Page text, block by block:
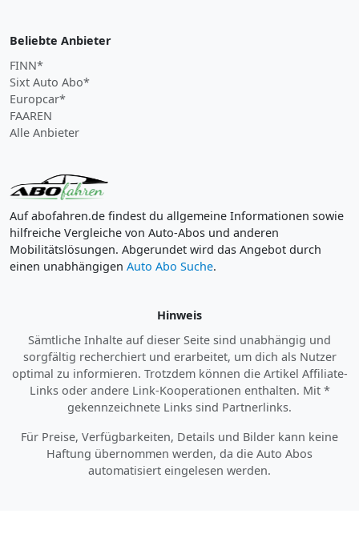
Beliebte Anbieter
FINN*
Sixt Auto Abo*
Europcar*
FAAREN
Alle Anbieter
Auf abofahren.de findest du allgemeine Informationen sowie
hilfreiche Vergleiche von Auto-Abos und anderen
Mobilitätslösungen. Abgerundet wird das Angebot durch
einen unabhängigen Auto Abo Suche.
Hinweis
Sämtliche Inhalte auf dieser Seite sind unabhängig und
sorgfältig recherchiert und erarbeitet, um dich als Nutzer
optimal zu informieren. Trotzdem können die Artikel Affiliate-
Links oder andere Link-Kooperationen enthalten. Mit *
gekennzeichnete Links sind Partnerlinks.
Für Preise, Verfügbarkeiten, Details und Bilder kann keine
Haftung übernommen werden, da die Auto Abos
automatisiert eingelesen werden.